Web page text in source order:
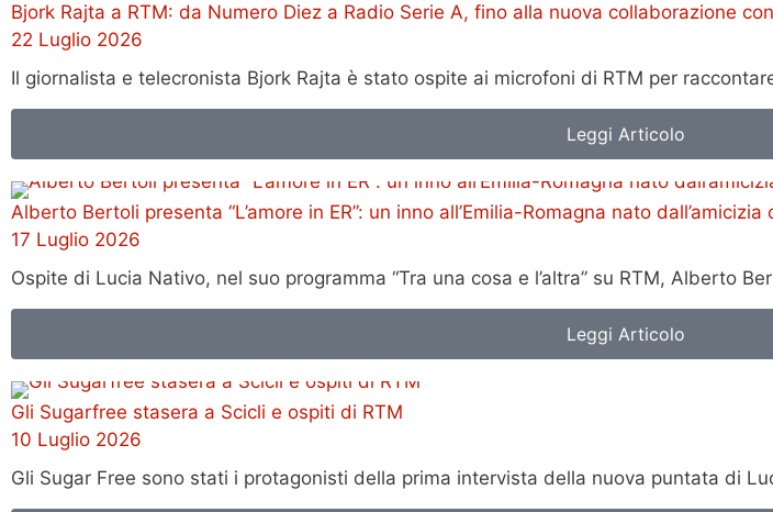
Bjork Rajta a RTM: da Numero Diez a Radio Serie A, fino alla nuova collaborazione
22 Luglio 2026
Il giornalista e telecronista Bjork Rajta è stato ospite ai microfoni di RTM per
Leggi Articolo
Alberto Bertoli presenta “L’amore in ER”: un inno all’Emilia-Romagna nato
17 Luglio 2026
Ospite di Lucia Nativo, nel suo programma “Tra una cosa e l’altra” su RTM, Alberto
Leggi Articolo
Gli Sugarfree stasera a Scicli e ospiti di RTM
10 Luglio 2026
Gli Sugar Free sono stati i protagonisti della prima intervista della nuova puntata di